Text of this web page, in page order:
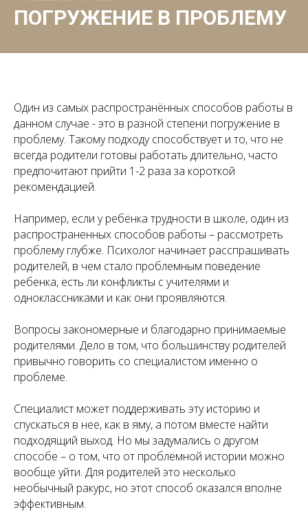
ПОГРУЖЕНИЕ В ПРОБЛЕМУ
Один из самых распространённых способов работы в
данном случае - это в разной степени погружение в
проблему. Такому подходу способствует и то, что не
всегда родители готовы работать длительно, часто
предпочитают прийти 1-2 раза за короткой
рекомендацией.
Например, если у ребёнка трудности в школе, один из
распространенных способов работы – рассмотреть
проблему глубже. Психолог начинает расспрашивать
родителей, в чем стало проблемным поведение
ребенка, есть ли конфликты с учителями и
одноклассниками и как они проявляются.
Вопросы закономерные и благодарно принимаемые
родителями. Дело в том, что большинству родителей
привычно говорить со специалистом именно о
проблеме.
Специалист может поддерживать эту историю и
спускаться в нее, как в яму, а потом вместе найти
подходящий выход. Но мы задумались о другом
способе – о том, что от проблемной истории можно
вообще уйти. Для родителей это несколько
необычный ракурс, но этот способ оказался вполне
эффективным.